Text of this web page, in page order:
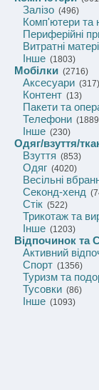
Залізо (496)
Комп'ютери та
Периферійні
Витратні
Інше (1803)
Мобілки (2716)
Аксесуари (317)
Контент (13)
Пакети та
Телефони
Інше (230)
Одяг/взуття/
Взуття (853)
Одяг (4020)
Весільні
Секонд-хенд
Стік (522)
Трикотаж та
Інше (1203)
Відпочинок та
Активний
Спорт (1356)
Туризм та
Тусовки (86)
Інше (1093)